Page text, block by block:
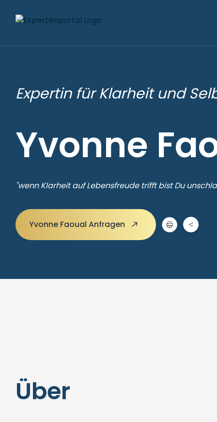
Expertin für Klarheit und
Yvonne
"wenn Klarheit auf Lebensfreude trifft bist Du
Yvonne Faoual Anfragen
Über